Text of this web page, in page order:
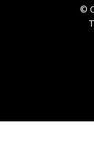
©